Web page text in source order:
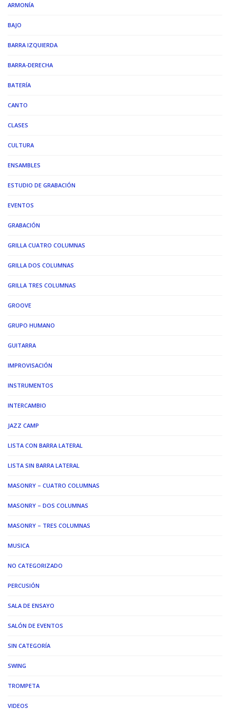
ARMONÍA
BAJO
BARRA IZQUIERDA
BARRA-DERECHA
BATERÍA
CANTO
CLASES
CULTURA
ENSAMBLES
ESTUDIO DE GRABACIÓN
EVENTOS
GRABACIÓN
GRILLA CUATRO COLUMNAS
GRILLA DOS COLUMNAS
GRILLA TRES COLUMNAS
GROOVE
GRUPO HUMANO
GUITARRA
IMPROVISACIÓN
INSTRUMENTOS
INTERCAMBIO
JAZZ CAMP
LISTA CON BARRA LATERAL
LISTA SIN BARRA LATERAL
MASONRY – CUATRO COLUMNAS
MASONRY – DOS COLUMNAS
MASONRY – TRES COLUMNAS
MUSICA
NO CATEGORIZADO
PERCUSIÓN
SALA DE ENSAYO
SALÓN DE EVENTOS
SIN CATEGORÍA
SWING
TROMPETA
VIDEOS